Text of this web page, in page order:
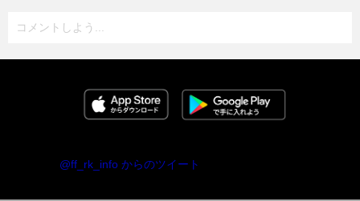
コメントしよう...
@ff_rk_info からのツイート